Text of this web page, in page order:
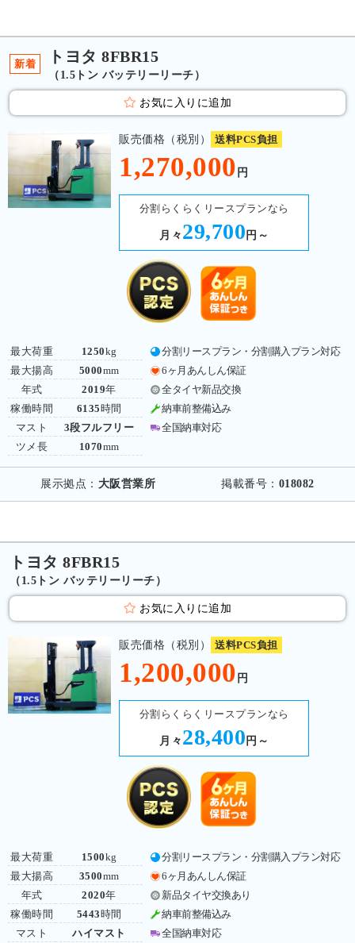
新着 トヨタ 8FBR15
（1.5トン バッテリーリーチ）
お気に入りに追加
販売価格（税別） 送料PCS負担
1,270,000 円
分割らくらくリースプランなら
月々 29,700 円～
最大荷重
最大揚高
年式
稼働時間
マスト
ツメ長
1250kg
5000mm
2019年
6135 時間
3段フルフリー
1070mm
分割リースプラン・分割購入プラン対応
6ヶ月あんしん保証
全タイヤ新品交換
納車前整備込み
全国納車対応
展示拠点： 大阪営業所 掲載番号： 018082
トヨタ 8FBR15
（1.5トン バッテリーリーチ）
お気に入りに追加
販売価格（税別） 送料PCS負担
1,200,000 円
分割らくらくリースプランなら
月々 28,400 円～
最大荷重
最大揚高
年式
稼働時間
マスト
1500kg
3500mm
2020年
5443 時間
ハイマスト
分割リースプラン・分割購入プラン対応
6ヶ月あんしん保証
新品タイヤ交換あり
納車前整備込み
全国納車対応